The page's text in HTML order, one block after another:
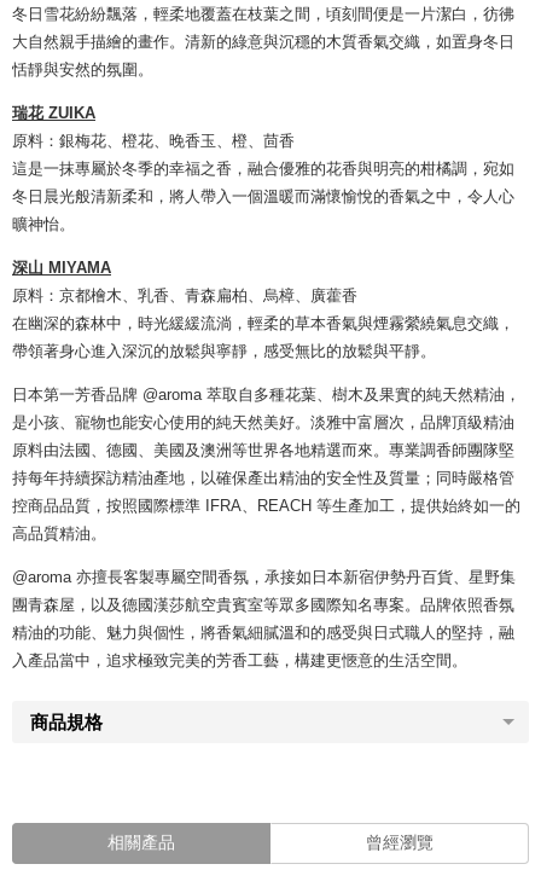
冬日雪花紛紛飄落，輕柔地覆蓋在枝葉之間，頃刻間便是一片潔白，彷彿
大自然親手描繪的畫作。清新的綠意與沉穩的木質香氣交織，如置身冬日
恬靜與安然的氛圍。
瑞花 ZUIKA
原料：銀梅花、橙花、晚香玉、橙、茴香
這是一抹專屬於冬季的幸福之香，融合優雅的花香與明亮的柑橘調，宛如
冬日晨光般清新柔和，將人帶入一個溫暖而滿懷愉悅的香氣之中，令人心
曠神怡。
深山 MIYAMA
原料：京都檜木、乳香、青森扁柏、烏樟、廣藿香
在幽深的森林中，時光緩緩流淌，輕柔的草本香氣與煙霧縈繞氣息交織，
帶領著身心進入深沉的放鬆與寧靜，感受無比的放鬆與平靜。
日本第一芳香品牌 @aroma 萃取自多種花葉、樹木及果實的純天然精油，
是小孩、寵物也能安心使用的純天然美好。淡雅中富層次，品牌頂級精油
原料由法國、德國、美國及澳洲等世界各地精選而來。專業調香師團隊堅
持每年持續探訪精油產地，以確保產出精油的安全性及質量；同時嚴格管
控商品品質，按照國際標準 IFRA、REACH 等生產加工，提供始終如一的
高品質精油。
@aroma 亦擅長客製專屬空間香氛，承接如日本新宿伊勢丹百貨、星野集
團青森屋，以及德國漢莎航空貴賓室等眾多國際知名專案。品牌依照香氛
精油的功能、魅力與個性，將香氣細膩溫和的感受與日式職人的堅持，融
入產品當中，追求極致完美的芳香工藝，構建更愜意的生活空間。
商品規格
相關產品 曾經瀏覽